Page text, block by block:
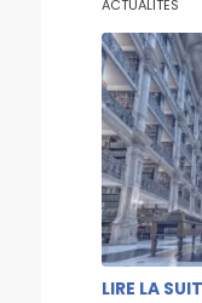
ACTUALITÉS
LIRE LA